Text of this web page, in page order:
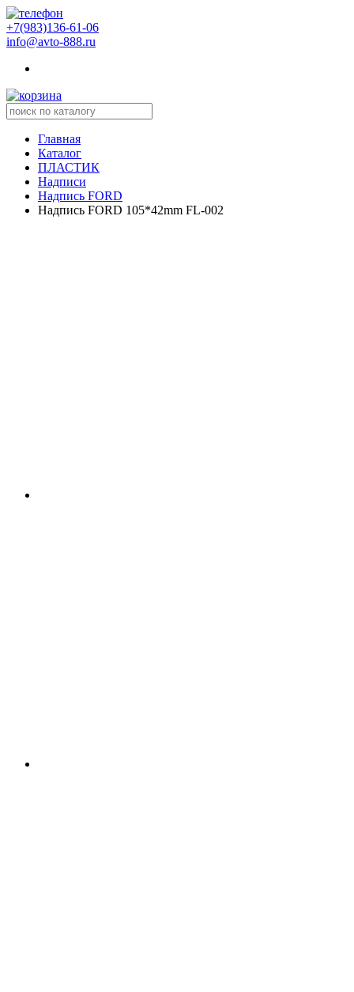
+7(983)136-61-06
info@avto-888.ru
Главная
Каталог
ПЛАСТИК
Надписи
Надпись FORD
Надпись FORD 105*42mm FL-002